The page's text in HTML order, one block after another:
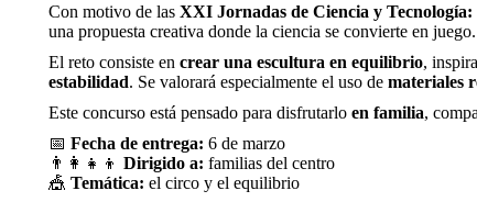
Con motivo de las XXI Jornadas de Ciencia y
una propuesta creativa donde la ciencia se convierte en juego.
El reto consiste en crear una escultura en equilibrio,
estabilidad. Se valorará especialmente el uso de materiales
Este concurso está pensado para disfrutarlo en familia,
📅 Fecha de entrega: 6 de marzo
👨‍👩‍👧‍👦 Dirigido a: familias del centro
🎪 Temática: el circo y el equilibrio